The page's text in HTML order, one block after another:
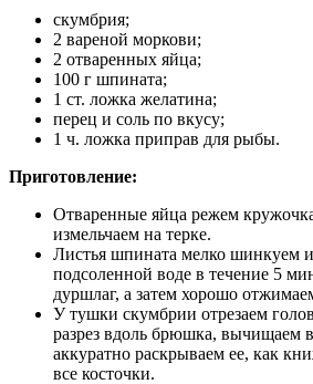
скумбрия;
2 вареной моркови;
2 отваренных яйца;
100 г шпината;
1 ст. ложка желатина;
перец и соль по вкусу;
1 ч. ложка приправ для рыбы.
Приготовление:
Отваренные яйца режем
измельчаем на терке.
Листья шпината мелко шинкуем
подсоленной воде в течение 5
дуршлаг, а затем хорошо
У тушки скумбрии отрезаем
разрез вдоль брюшка, вычищаем
аккуратно раскрываем ее, как
все косточки.